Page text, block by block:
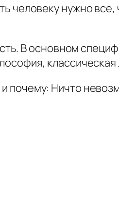
человеку нужно все,
В основном
классическая
почему: Ничто